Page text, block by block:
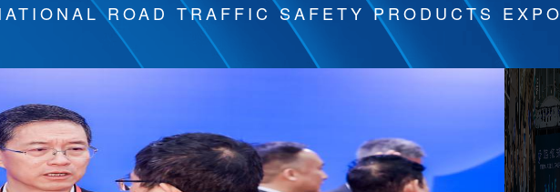
ROAD TRAFFIC SAFETY PRODUCTS EXPO